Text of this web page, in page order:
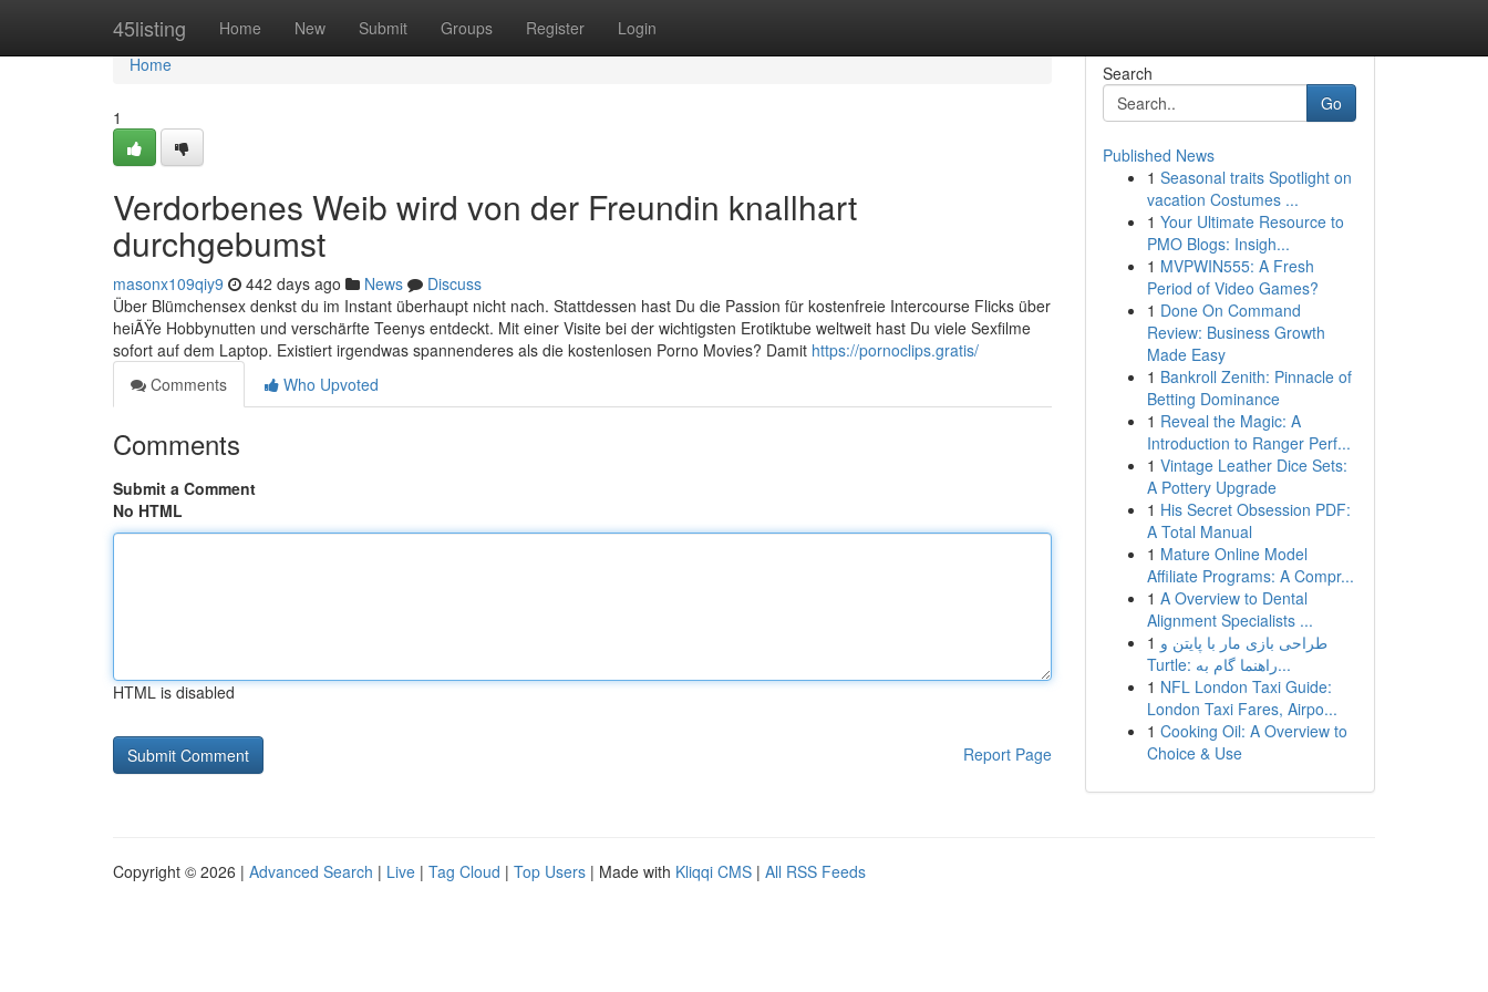
45listing Home New Submit Groups Register Login
Home
Home
1
Verdorbenes Weib wird von der Freundin knallhart
durchgebumst
masonx109qiy9 442 days ago News
Discuss
Über Blümchensex denkst du im Instant überhaupt nicht nach. Stattdessen hast Du die Passion für kostenfreie Intercourse Flicks über
heiÃŸe Hobbynutten und verschärfte Teenys entdeckt. Mit einer Visite bei der wichtigsten Erotiktube weltweit hast Du viele Sexfilme
sofort auf dem Laptop. Existiert irgendwas spannenderes als die kostenlosen Porno Movies? Damit https://pornoclips.gratis/
Comments
Who Upvoted
Comments
Submit a Comment
No HTML
HTML is disabled
Report Page
Search
Go
Published News
1 Seasonal traits Spotlight on
vacation Costumes ...
1 Your Ultimate Resource to
PMO Blogs: Insigh...
1 MVPWIN555: A Fresh
Period of Video Games?
1 Done On Command
Review: Business Growth
Made Easy
1 Bankroll Zenith: Pinnacle of
Betting Dominance
1 Reveal the Magic: A
Introduction to Ranger Perf...
1 Vintage Leather Dice Sets:
A Pottery Upgrade
1 His Secret Obsession PDF:
A Total Manual
1 Mature Online Model
Affiliate Programs: A Compr...
1 A Overview to Dental
Alignment Specialists ...
1 طراحی بازی مار با پایتن و
Turtle: راهنما گام به...
1 NFL London Taxi Guide:
London Taxi Fares, Airpo...
1 Cooking Oil: A Overview to
Choice & Use
Copyright © 2026 | Advanced Search | Live | Tag Cloud | Top Users | Made with Kliqqi CMS | All RSS Feeds